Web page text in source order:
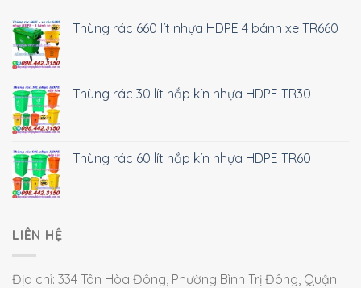
Thùng rác 660 lít nhựa HDPE 4 bánh xe TR660
Thùng rác 30 lít nắp kín nhựa HDPE TR30
Thùng rác 60 lít nắp kín nhựa HDPE TR60
LIÊN HỆ
Địa chỉ: 334 Tân Hòa Đông, Phường Bình Trị Đông, Quận